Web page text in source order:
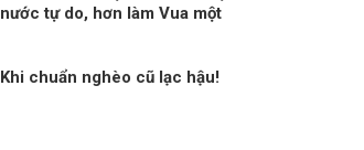
nước tự do, hơn làm Vua một
Khi chuẩn nghèo cũ lạc hậu!